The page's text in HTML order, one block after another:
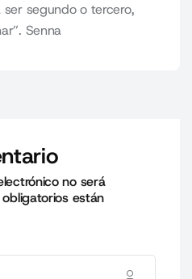
segundo o tercero,
Senna
no será
están